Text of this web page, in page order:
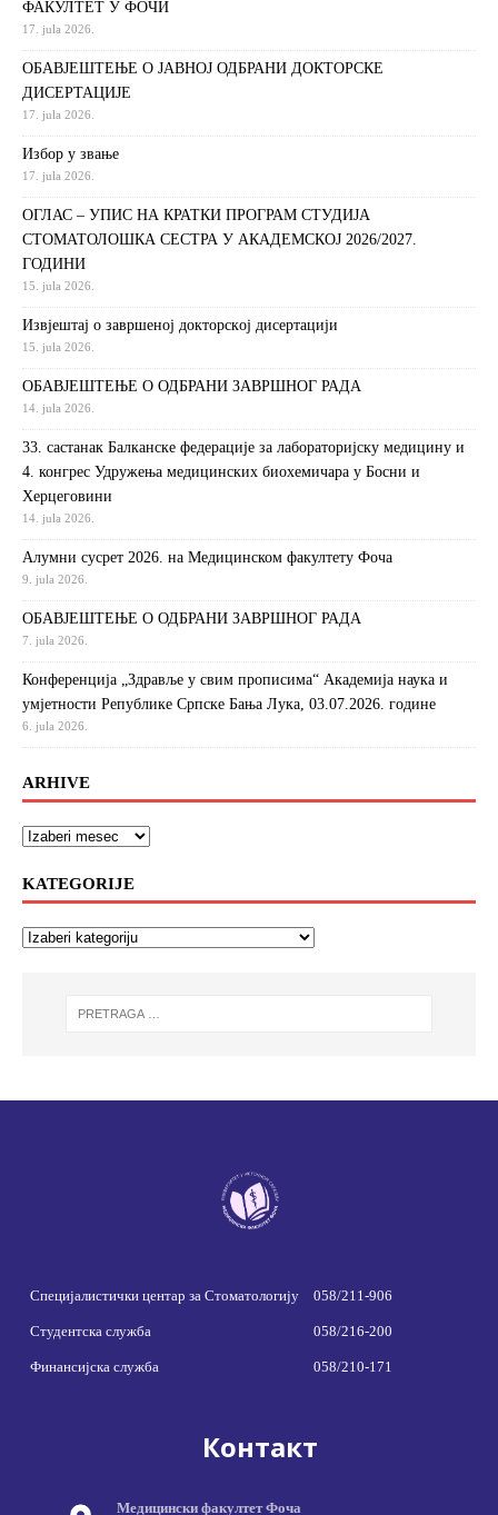
ФАКУЛТЕТ У ФОЧИ
17. jula 2026.
ОБАВЈЕШТЕЊЕ О ЈАВНОЈ ОДБРАНИ ДОКТОРСКЕ
ДИСЕРТАЦИЈЕ
17. jula 2026.
Избор у звање
17. jula 2026.
ОГЛАС – УПИС НА КРАТКИ ПРОГРАМ СТУДИЈА
СТОМАТОЛОШКА СЕСТРА У АКАДЕМСКОЈ 2026/2027.
ГОДИНИ
15. jula 2026.
Извjeштaj o зaвршeнoj дoктoрскoj дисeртaциjи
15. jula 2026.
ОБАВЈЕШТЕЊЕ О ОДБРАНИ ЗАВРШНОГ РАДА
14. jula 2026.
33. састанак Балканске федерације за лабораторијску медицину и
4. конгрес Удружења медицинских биохемичара у Босни и
Херцеговини
14. jula 2026.
Алумни сусрет 2026. на Медицинском факултету Фоча
9. jula 2026.
ОБАВЈЕШТЕЊЕ О ОДБРАНИ ЗАВРШНОГ РАДА
7. jula 2026.
Конференција „Здравље у свим прописима“ Академија наука и
умјетности Републике Српске Бања Лука, 03.07.2026. године
6. jula 2026.
ARHIVE
KATEGORIJE
Специјалистички центар за Стоматологију 058/211-906
Студентска служба 058/216-200
Финансијска служба 058/210-171
Контакт
Медицински факултет Фоча